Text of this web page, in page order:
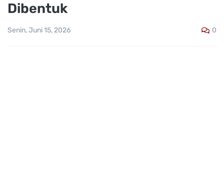
Dibentuk
Senin, Juni 15, 2026 0